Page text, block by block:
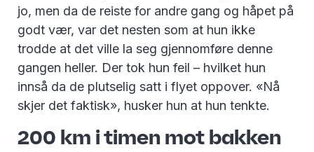
jo, men da de reiste for andre gang og håpet på
godt vær, var det nesten som at hun ikke
trodde at det ville la seg gjennomføre denne
gangen heller. Der tok hun feil – hvilket hun
innså da de plutselig satt i flyet oppover. «Nå
skjer det faktisk», husker hun at hun tenkte.
200 km i timen mot bakken